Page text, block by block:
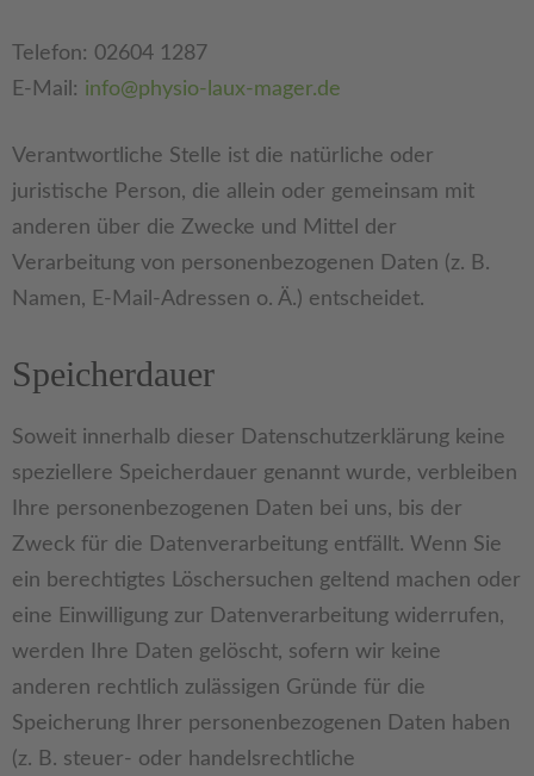
Telefon: 02604 1287
E-Mail: info@physio-laux-mager.de
Verantwortliche Stelle ist die natürliche oder
juristische Person, die allein oder gemeinsam mit
anderen über die Zwecke und Mittel der
Verarbeitung von personenbezogenen Daten (z. B.
Namen, E-Mail-Adressen o. Ä.) entscheidet.
Speicherdauer
Soweit innerhalb dieser Datenschutzerklärung keine
speziellere Speicherdauer genannt wurde, verbleiben
Ihre personenbezogenen Daten bei uns, bis der
Zweck für die Datenverarbeitung entfällt. Wenn Sie
ein berechtigtes Löschersuchen geltend machen oder
eine Einwilligung zur Datenverarbeitung widerrufen,
werden Ihre Daten gelöscht, sofern wir keine
anderen rechtlich zulässigen Gründe für die
Speicherung Ihrer personenbezogenen Daten haben
(z. B. steuer- oder handelsrechtliche